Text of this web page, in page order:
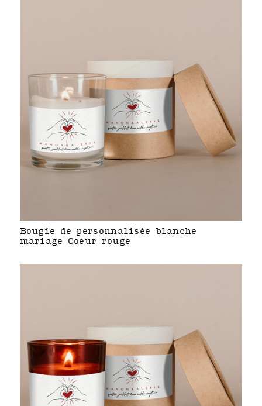
Bougie de personnalisée blanche
mariage Coeur rouge